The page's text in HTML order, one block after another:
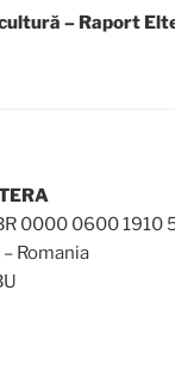
– Raport
0000 0600 1910
Romania